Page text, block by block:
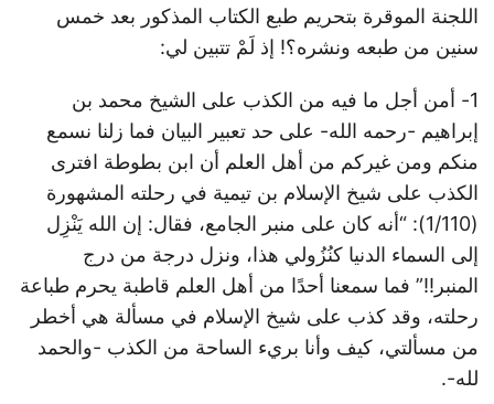
اللجنة الموقرة بتحريم طبع الكتاب المذكور بعد خمس
سنين من طبعه ونشره؟! إذ لَمْ تتبين لي:
1- أمن أجل ما فيه من الكذب على الشيخ محمد بن
إبراهيم -رحمه الله- على حد تعبير البيان فما زلنا نسمع
منكم ومن غيركم من أهل العلم أن ابن بطوطة افترى
الكذب على شيخ الإسلام بن تيمية في رحلته المشهورة
(1/110): “أنه كان على منبر الجامع، فقال: إن الله يَنْزِل
إلى السماء الدنيا كنُزُولي هذا، ونزل درجة من درج
المنبر!!” فما سمعنا أحدًا من أهل العلم قاطبة يحرم طباعة
رحلته، وقد كذب على شيخ الإسلام في مسألة هي أخطر
من مسألتي، كيف وأنا بريء الساحة من الكذب -والحمد
لله-.